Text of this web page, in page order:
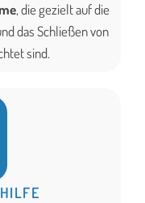
, die gezielt auf die
das Schließen von
sind.